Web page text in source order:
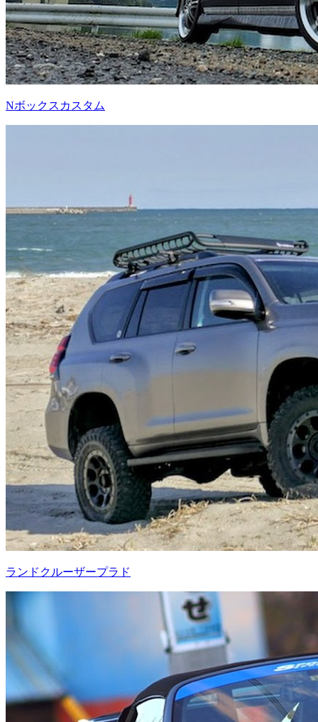
Nボックスカスタム
ランドクルーザープラド